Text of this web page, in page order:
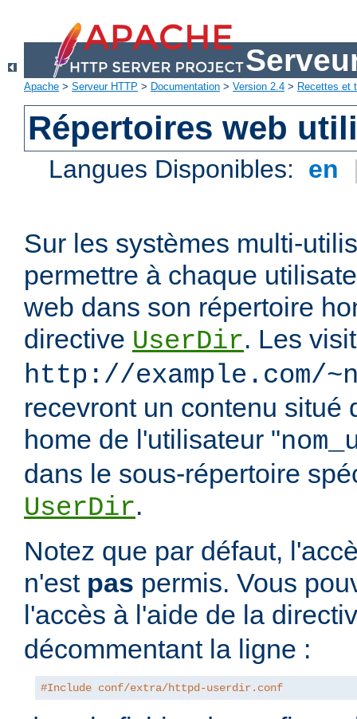
Apache > Serveur HTTP > Documentation > Version 2.4 > Recettes et
Répertoires web
Langues Disponibles: en
Sur les systèmes multi-
permettre à chaque
web dans son répertoire
directive UserDir. Les
http://example.com/
recevront un contenu situé
home de l'utilisateur "
dans le sous-répertoire
UserDir.
Notez que par défaut,
n'est pas permis. Vous
l'accès à l'aide de la
décommentant la ligne :
#Include conf/extra/httpd-userdir.conf